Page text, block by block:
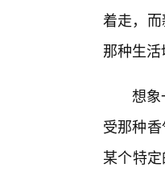
着走，
那种生
想
受那种
某个特